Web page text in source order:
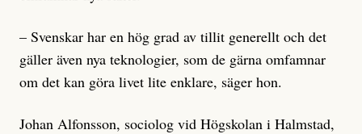
– Svenskar har en hög grad av tillit generellt och det
gäller även nya teknologier, som de gärna omfamnar
om det kan göra livet lite enklare, säger hon.
Johan Alfonsson, sociolog vid Högskolan i Halmstad,